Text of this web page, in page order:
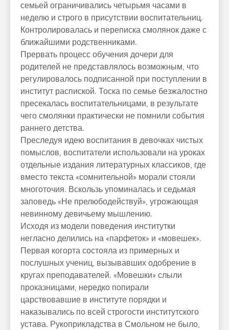
семьей ограничивались четырьмя часами в
неделю и строго в присутствии воспитательниц.
Контролировалась и переписка смолянок даже с
ближайшими родственниками.
Прервать процесс обучения дочери для
родителей не представлялось возможным, что
регулировалось подписанной при поступлении в
институт распиской. Тоска по семье безжалостно
пресекалась воспитательницами, в результате
чего смолянки практически не помнили события
раннего детства.
Преследуя идею воспитания в девочках чистых
помыслов, воспитатели использовали на уроках
отдельные издания литературных классиков, где
вместо текста «сомнительной» морали стояли
многоточия. Вскользь упоминалась и седьмая
заповедь «Не прелюбодействуй», угрожающая
невинному девичьему мышлению.
Исходя из модели поведения институтки
негласно делились на «парфеток» и «мовешек».
Первая когорта состояла из примерных и
послушных учениц, вызывавших одобрение в
кругах преподавателей. «Мовешки» слыли
проказницами, нередко попирали
царствовавшие в институте порядки и
наказывались по всей строгости институтского
устава. Рукоприкладства в Смольном не было,